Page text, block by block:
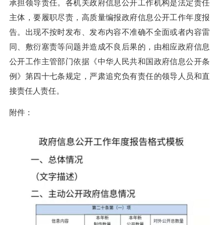
承担领导责任。各机关政府信息公开工作机构是法定责任
主体，要履职尽责，高质量编报政府信息公开工作年度报
告。出现不按时发布、发布内容不准确不全面或者内容雷
同、敷衍塞责等问题并造成不良后果的，由相应政府信息
公开工作主管部门依据《中华人民共和国政府信息公开条
例》第四十七条规定，严肃追究负有责任的领导人员和直
接责任人责任。
附件：